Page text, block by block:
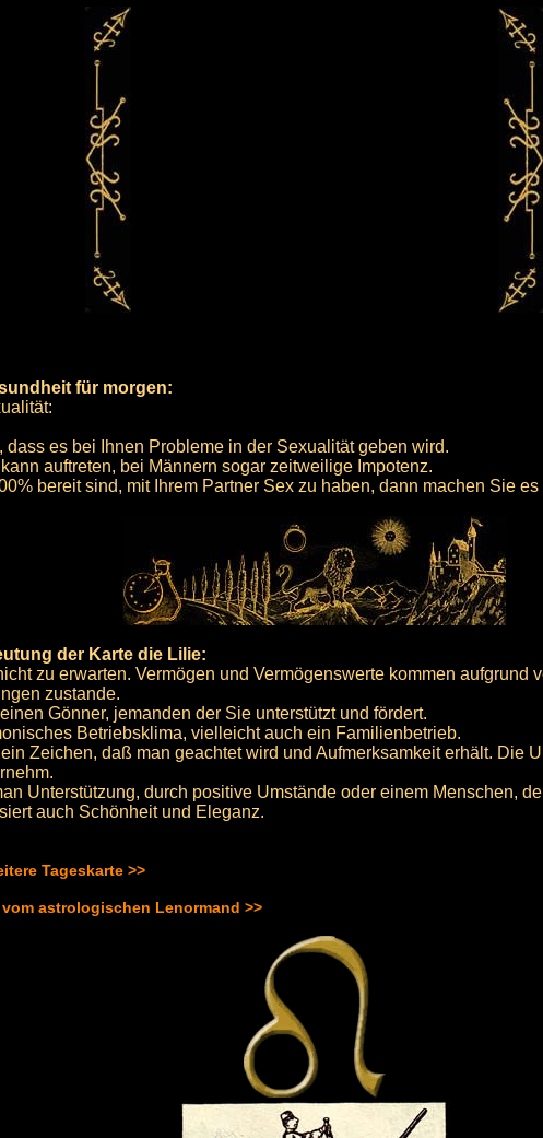
für morgen:
dass es bei Ihnen Probleme in der Sexualität geben wird.
auftreten, bei Männern sogar zeitweilige Impotenz.
bereit sind, mit Ihrem Partner Sex zu haben, dann machen Sie
der Karte die Lilie:
zu erwarten. Vermögen und Vermögenswerte kommen aufgrund
zustande.
Gönner, jemanden der Sie unterstützt und fördert.
Betriebsklima, vielleicht auch ein Familienbetrieb.
Zeichen, daß man geachtet wird und Aufmerksamkeit erhält. Die
Unterstützung, durch positive Umstände oder einem Menschen,
auch Schönheit und Eleganz.
Tageskarte >>
astrologischen Lenormand >>